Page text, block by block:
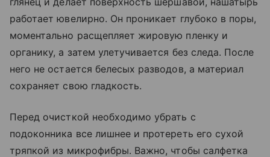
работает ювелирно. Он проникает глубоко в поры,
моментально расщепляет жировую пленку и
органику, а затем улетучивается без следа. После
него не остается белесых разводов, а материал
сохраняет свою гладкость.
Перед очисткой необходимо убрать с
подоконника все лишнее и протереть его сухой
тряпкой из микрофибры. Важно, чтобы салфетка